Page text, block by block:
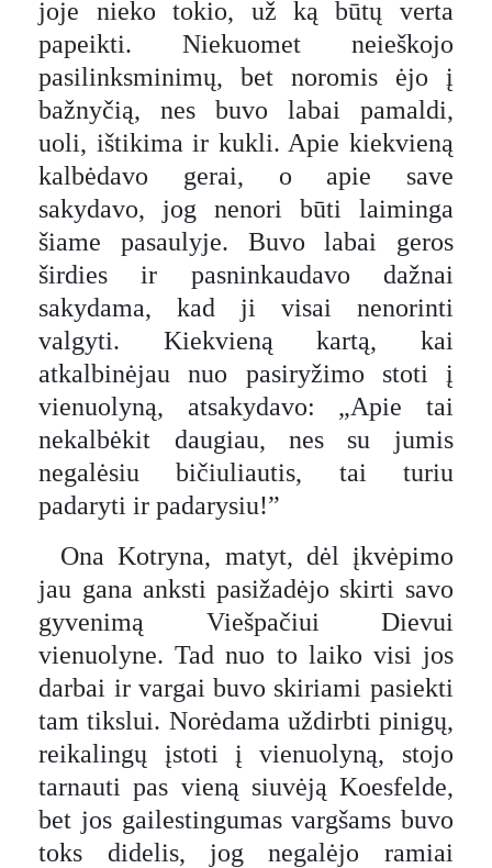
joje nieko tokio, už ką būtų verta
papeikti. Niekuomet neieškojo
pasilinksminimų, bet noromis ėjo į
bažnyčią, nes buvo labai pamaldi,
uoli, ištikima ir kukli. Apie kiekvieną
kalbėdavo gerai, o apie save
sakydavo, jog nenori būti laiminga
šiame pasaulyje. Buvo labai geros
širdies ir pasninkaudavo dažnai
sakydama, kad ji visai nenorinti
valgyti. Kiekvieną kartą, kai
atkalbinėjau nuo pasiryžimo stoti į
vienuolyną, atsakydavo: „Apie tai
nekalbėkit daugiau, nes su jumis
negalėsiu bičiuliautis, tai turiu
padaryti ir padarysiu!”
Ona Kotryna, matyt, dėl įkvėpimo
jau gana anksti pasižadėjo skirti savo
gyvenimą Viešpačiui Dievui
vienuolyne. Tad nuo to laiko visi jos
darbai ir vargai buvo skiriami pasiekti
tam tikslui. Norėdama uždirbti pinigų,
reikalingų įstoti į vienuolyną, stojo
tarnauti pas vieną siuvėją Koesfelde,
bet jos gailestingumas vargšams buvo
toks didelis, jog negalėjo ramiai